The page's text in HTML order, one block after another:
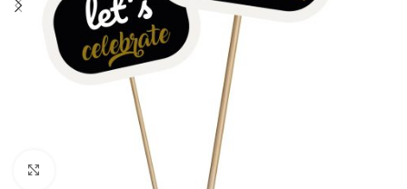
Clic para ampliar